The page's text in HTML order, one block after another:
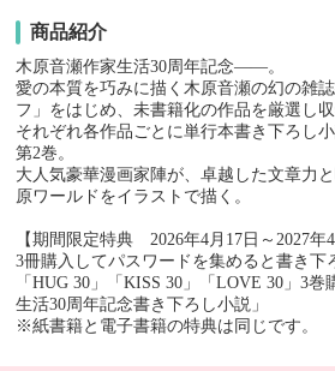
商品紹介
木原音瀬作家生活30周年記念――。
愛の本質を巧みに描く木原音瀬の幻の雑
フ」をはじめ、未書籍化の作品を厳選し
それぞれ各作品ごとに単行本書き下ろし
第2巻。
大人気豪華漫画家陣が、卓越した文章力
原ワールドをイラストで描く。
【期間限定特典 2026年4月17日～2027年4
3冊購入してパスワードを集めると書き
「HUG 30」「KISS 30」「LOVE 30」3
生活30周年記念書き下ろし小説」
※紙書籍と電子書籍の特典は同じです。